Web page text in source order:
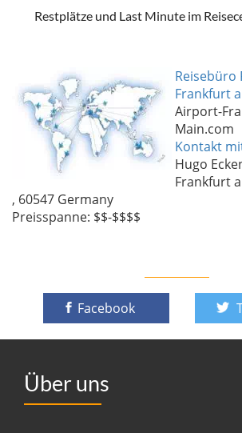
Restplätze und Last Minute im
Reisebüro
Frankfurt
Airport-
Main.com
Kontakt
Hugo
Frankfurt
, 60547 Germany
Preisspanne: $$-$$$$
Facebook
Über uns